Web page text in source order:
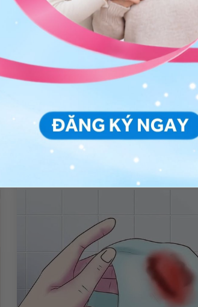
Tiền sản giật sau sinh có gây
nguy hiểm đến tính mạng
không?